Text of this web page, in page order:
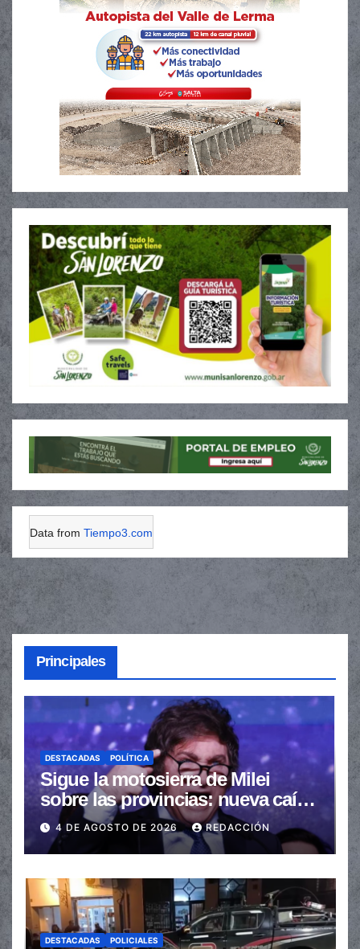
Data from Tiempo3.com
Principales
DESTACADAS POLÍTICA
Sigue la motosierra de Milei
sobre las provincias: nueva caída
de las transferencias no
automáticas
4 DE AGOSTO DE 2026 REDACCIÓN
DESTACADAS POLICIALES